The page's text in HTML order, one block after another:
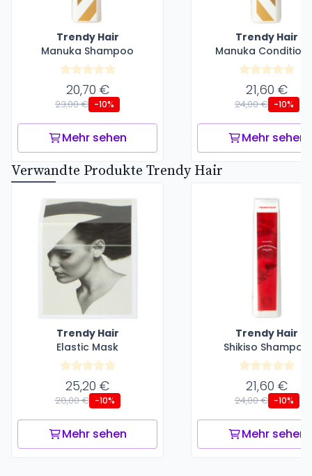
Trendy Hair
Manuka Shampoo
20,70 €
23,00 € -10%
Mehr sehen
Trendy Hair
Manuka
21,60 €
24,00 € -10%
Mehr sehen
Verwandte Produkte Trendy Hair
Trendy Hair
Elastic Mask
25,20 €
28,00 € -10%
Mehr sehen
Trendy Hair
Shikiso Shampoo
21,60 €
24,00 € -10%
Mehr sehen